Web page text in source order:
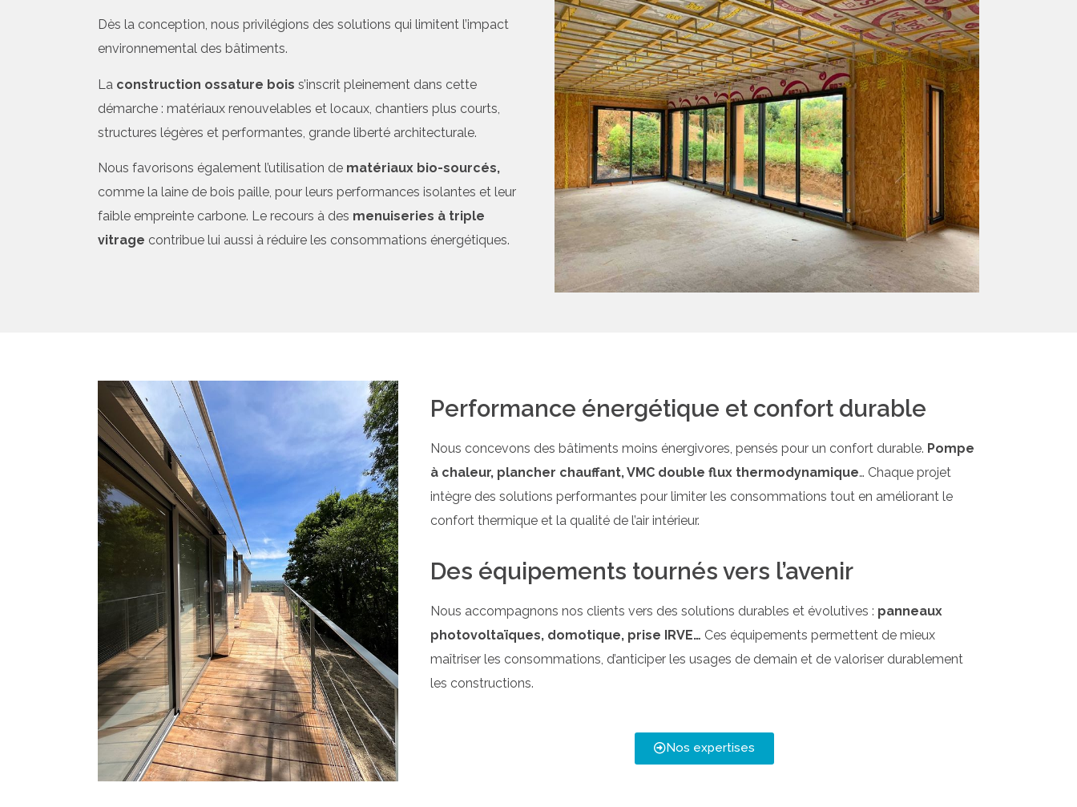
Dès la conception, nous privilégions des solutions qui limitent l’impact
environnemental des bâtiments.
La construction ossature bois s’inscrit pleinement dans cette
démarche : matériaux renouvelables et locaux, chantiers plus courts,
structures légères et performantes, grande liberté architecturale.
Nous favorisons également l’utilisation de matériaux bio-sourcés,
comme la laine de bois paille, pour leurs performances isolantes et leur
faible empreinte carbone. Le recours à des menuiseries à triple
vitrage contribue lui aussi à réduire les consommations énergétiques.
Performance énergétique et confort durable
Nous concevons des bâtiments moins énergivores, pensés pour un confort durable. Pompe
à chaleur, plancher chauffant, VMC double flux thermodynamique… Chaque projet
intègre des solutions performantes pour limiter les consommations tout en améliorant le
confort thermique et la qualité de l’air intérieur.
Des équipements tournés vers l’avenir
Nous accompagnons nos clients vers des solutions durables et évolutives : panneaux
photovoltaïques, domotique, prise IRVE… Ces équipements permettent de mieux
maîtriser les consommations, d’anticiper les usages de demain et de valoriser durablement
les constructions.
Nos expertises